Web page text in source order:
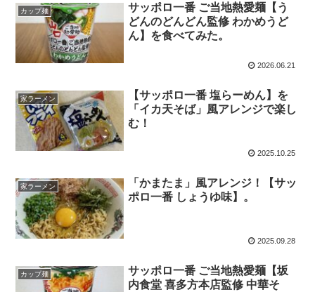
カップ麺
サッポロ一番 ご当地熱愛麺【う
どんのどんどん監修 わかめうど
ん】を食べてみた。
2026.06.21
家ラーメン
【サッポロ一番 塩らーめん】を
「イカ天そば」風アレンジで楽し
む！
2025.10.25
家ラーメン
「かまたま」風アレンジ！【サッ
ポロ一番 しょうゆ味】。
2025.09.28
カップ麺
サッポロ一番 ご当地熱愛麺【坂
内食堂 喜多方本店監修 中華そ